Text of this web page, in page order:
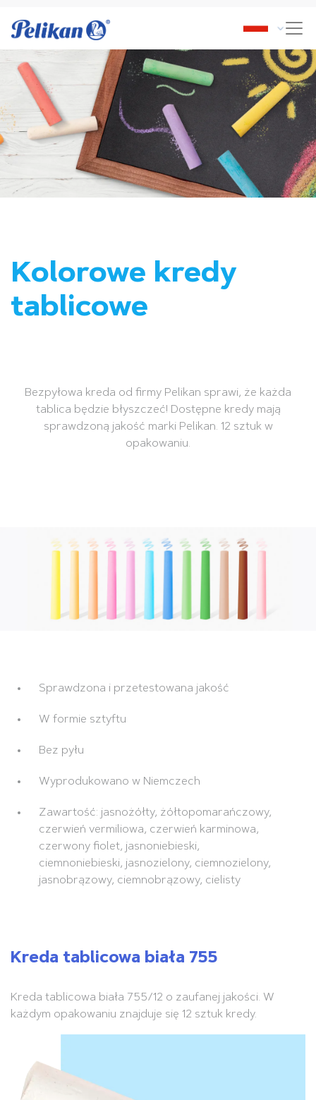
Kolorowe kredy
tablicowe
Bezpyłowa kreda od firmy Pelikan sprawi, że każda
tablica będzie błyszczeć! Dostępne kredy mają
sprawdzoną jakość marki Pelikan. 12 sztuk w
opakowaniu.
Sprawdzona i przetestowana jakość
W formie sztyftu
Bez pyłu
Wyprodukowano w Niemczech
Zawartość: jasnożółty, żółtopomarańczowy,
czerwień vermiliowa, czerwień karminowa,
czerwony fiolet, jasnoniebieski,
ciemnoniebieski, jasnozielony, ciemnozielony,
jasnobrązowy, ciemnobrązowy, cielisty
Kreda tablicowa biała 755
Kreda tablicowa biała 755/12 o zaufanej jakości. W
każdym opakowaniu znajduje się 12 sztuk kredy.